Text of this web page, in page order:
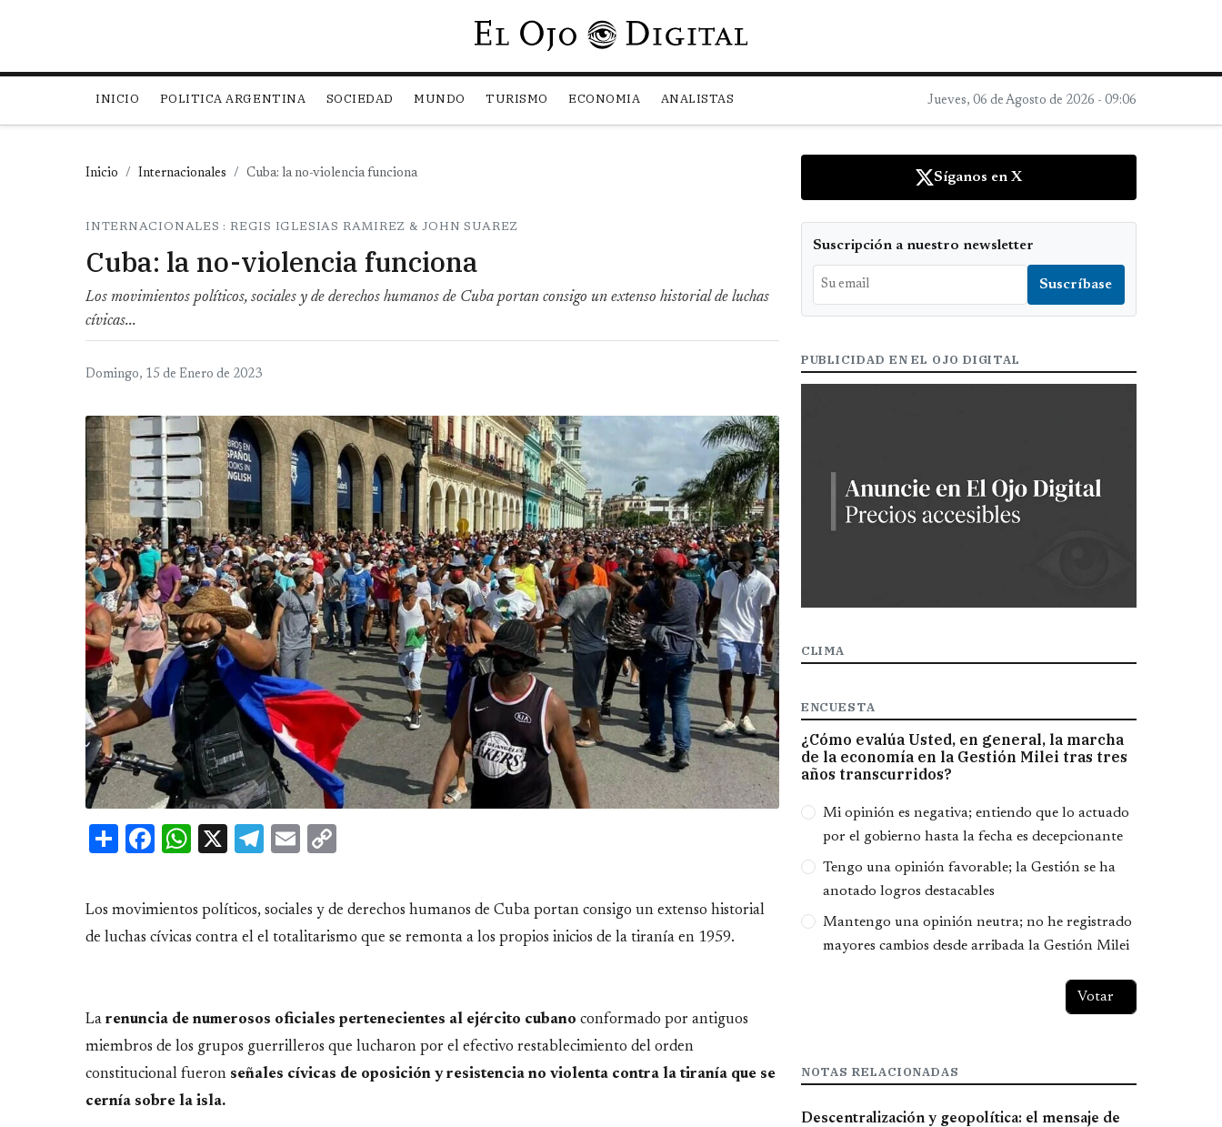
Pasar al contenido principal
INICIO POLITICA ARGENTINA SOCIEDAD MUNDO TURISMO ECONOMIA ANALISTAS Jueves, 06 de Agosto de 2026 - 09:06
Inicio Internacionales Cuba: la no-violencia funciona
INTERNACIONALES : REGIS IGLESIAS RAMIREZ & JOHN SUAREZ
Cuba: la no-violencia funciona
Los movimientos políticos, sociales y de derechos humanos de Cuba portan consigo un extenso historial de luchas
cívicas...
Domingo, 15 de Enero de 2023
ShareFacebook
WhatsApp
X Telegram
Email
Los movimientos políticos, sociales y de derechos humanos de Cuba portan consigo un extenso historial
de luchas cívicas contra el el totalitarismo que se remonta a los propios inicios de la tiranía en 1959.
La renuncia de numerosos oficiales pertenecientes al ejército cubano conformado por antiguos
miembros de los grupos guerrilleros que lucharon por el efectivo restablecimiento del orden
constitucional fueron señales cívicas de oposición y resistencia no violenta contra la tiranía que se
cernía sobre la isla.
Síganos en X
Suscripción a nuestro newsletter
PUBLICIDAD EN EL OJO DIGITAL
CLIMA
ENCUESTA
¿Cómo evalúa Usted, en general, la marcha
de la economía en la Gestión Milei tras tres
años transcurridos?
Opciones
Mi opinión es negativa; entiendo que lo actuado
por el gobierno hasta la fecha es decepcionante
Tengo una opinión favorable; la Gestión se ha
anotado logros destacables
Mantengo una opinión neutra; no he registrado
mayores cambios desde arribada la Gestión Milei
NOTAS RELACIONADAS
Descentralización y geopolítica: el mensaje de